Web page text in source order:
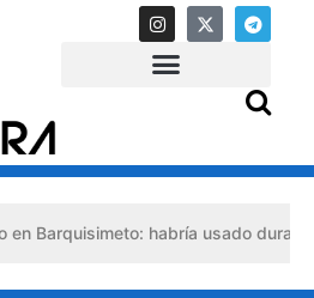
habría usado durante 13